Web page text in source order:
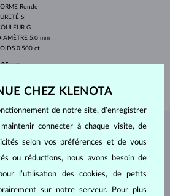
Ronde
SI
G
5.0 mm
0.500 ct
mm
L'ATELIER KLENOTA
CHEZ KLENOTA
de notre site, d’enregistrer
connecter à chaque visite, de
selon vos préférences et de vous
ou réductions, nous avons besoin de
l’utilisation des cookies, de petits
sur notre serveur. Pour plus